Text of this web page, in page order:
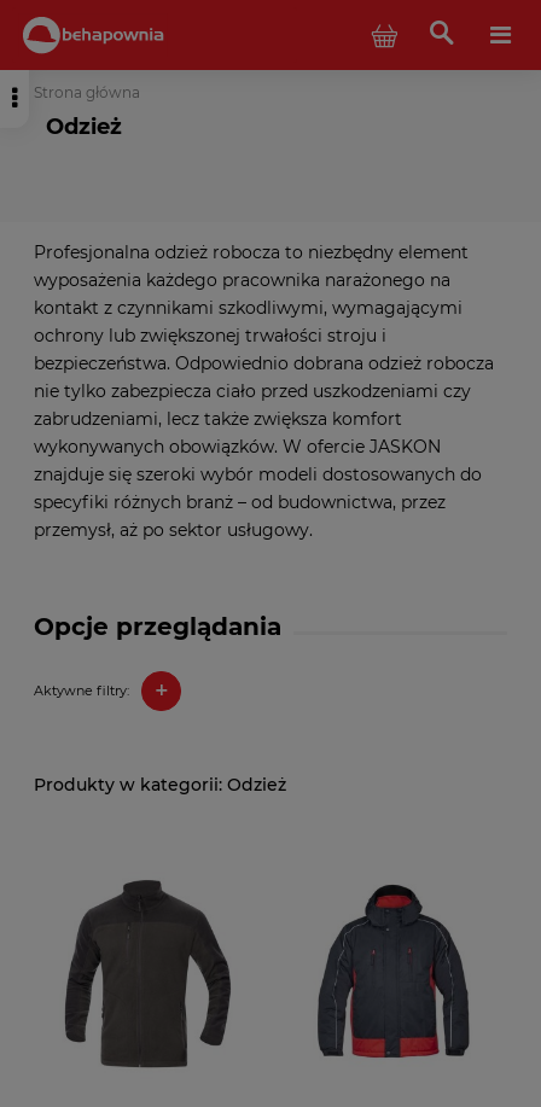
Strona główna
Odzież
Opcje przeglądania
Aktywne filtry: +
Profesjonalna odzież robocza to niezbędny element
wyposażenia każdego pracownika narażonego na
kontakt z czynnikami szkodliwymi, wymagającymi
ochrony lub zwiększonej trwałości stroju i
bezpieczeństwa. Odpowiednio dobrana odzież robocza
nie tylko zabezpiecza ciało przed uszkodzeniami czy
zabrudzeniami, lecz także zwiększa komfort
wykonywanych obowiązków. W ofercie JASKON
znajduje się szeroki wybór modeli dostosowanych do
specyfiki różnych branż – od budownictwa, przez
przemysł, aż po sektor usługowy.
Odzież